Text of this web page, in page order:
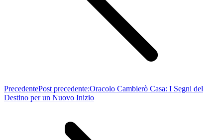
PrecedentePost precedente:Oracolo Cambierò Casa: I Segni del
Destino per un Nuovo Inizio